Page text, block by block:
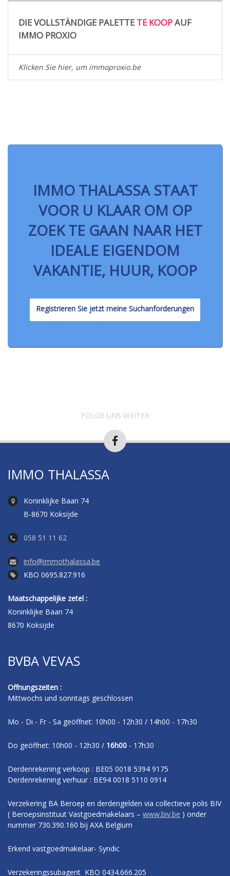
DIE VOLLSTÄNDIGE PALETTE TE KOOPAUF
IMMO PROXIO
Klicken Sie hier, um immoproxio.be
IMMO THALASSA STAAT
VOOR U KLAAR OM OP
ZOEK TE GAAN NAAR HET
IDEALE EIGENDOM
VAKANTIE, HUUR, KOOP
Registrieren Sie jetzt meine Suchanforderungen
FOLGE UNS WEITER
IMMO THALASSA
Koninklijke Baan 74
B-8670 Koksijde
058 51 11 62
info@immothalassa.be
KBO 0695.827.916
Maatschappelijke zetel :
Koninklijke Baan 74
8670 Koksijde
BVBA VEVAS
Offnungszeiten :
Mittwochs und sonntags geschlossen
Mo - Di - Fr - Sa geöffnet: 10h00 - 12h30 / 14h00 - 17h30
Do geöffnet: 10h00 - 12h30 / 16h00 - 17h30
Derdenrekening verkoop : BE05 0018 5394 9175
Derdenrekening verhuur : BE94 0018 5110 0914
Verzekering BA Beroep en derdengelden via collectieve polis BIV
( Beroepsinstituut Vastgoedmakelaars – www.biv.be ) onder
nummer 730.390.160 bij AXA Belgium
Erkend vastgoedmakelaar- Syndic
Verzekeringssubagent KBO 0434.666.205